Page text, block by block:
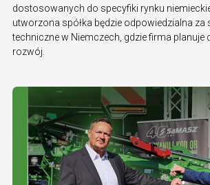
dostosowanych do specyfiki rynku
utworzona spółka będzie odpowiedzialna za
techniczne w Niemczech, gdzie firma planuje
rozwój.